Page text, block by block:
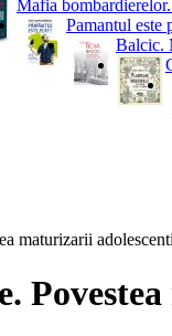
Mafia
Pamantul este
Balcic.
maturizarii